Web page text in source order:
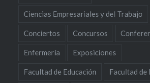
Ciencias Empresariales y del Trabajo
Conciertos Concursos
Enfermería Exposiciones
Facultad de Educación Facultad de